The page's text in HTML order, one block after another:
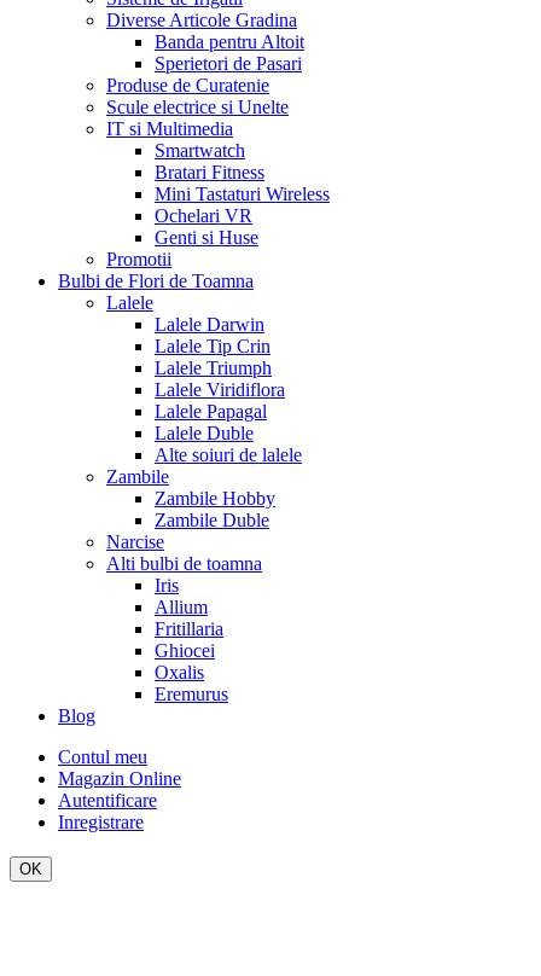
Diverse Articole Gradina
Banda pentru Altoit
Sperietori de Pasari
Produse de Curatenie
Scule electrice si Unelte
IT si Multimedia
Smartwatch
Bratari Fitness
Mini Tastaturi Wireless
Ochelari VR
Genti si Huse
Promotii
Bulbi de Flori de Toamna
Lalele
Lalele Darwin
Lalele Tip Crin
Lalele Triumph
Lalele Viridiflora
Lalele Papagal
Lalele Duble
Alte soiuri de lalele
Zambile
Zambile Hobby
Zambile Duble
Narcise
Alti bulbi de toamna
Iris
Allium
Fritillaria
Ghiocei
Oxalis
Eremurus
Blog
Contul meu
Magazin Online
Autentificare
Inregistrare
OK